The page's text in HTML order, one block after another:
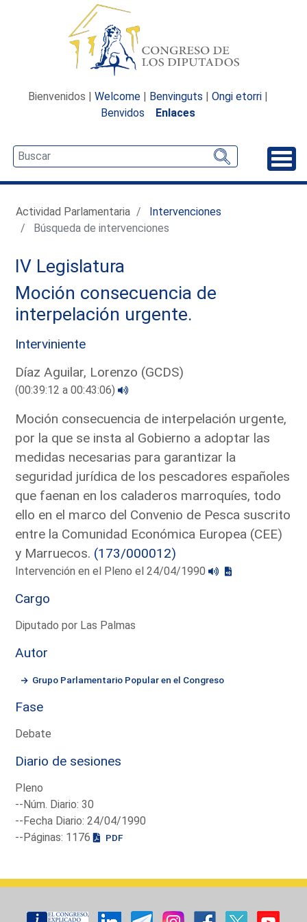
Bienvenidos | Welcome | Benvinguts | Ongi etorri |
Benvidos
Enlaces
Actividad Parlamentaria
Intervenciones
Búsqueda de intervenciones
IV Legislatura
Moción consecuencia de
interpelación urgente.
Interviniente
Díaz Aguilar, Lorenzo (GCDS)
(00:39:12 a 00:43:06)
Moción consecuencia de interpelación urgente,
por la que se insta al Gobierno a adoptar las
medidas necesarias para garantizar la
seguridad jurídica de los pescadores españoles
que faenan en los caladeros marroquíes, todo
ello en el marco del Convenio de Pesca suscrito
entre la Comunidad Económica Europea (CEE)
y Marruecos. (173/000012)
Intervención en el Pleno el 24/04/1990
Cargo
Diputado por Las Palmas
Autor
Grupo Parlamentario Popular en el Congreso
Fase
Debate
Diario de sesiones
Pleno
--Núm. Diario: 30
--Fecha Diario: 24/04/1990
--Páginas: 1176
PDF